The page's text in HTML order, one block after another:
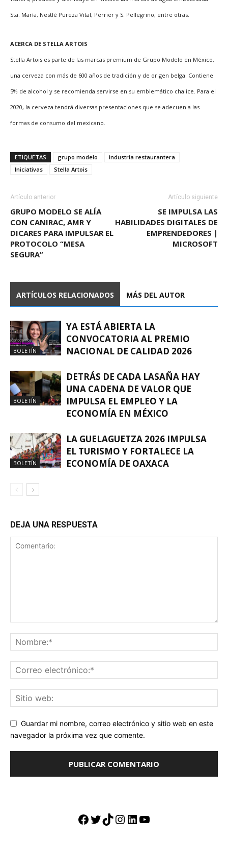
Sta. María, Nestlé Pureza Vital, Perrier y S. Pellegrino, entre otras.
ACERCA DE STELLA ARTOIS
Stella Artois es parte de las marcas premium de Grupo Modelo en México,
una cerveza con más de 600 años de tradición y de origen belga. Contiene
5% de alcohol y se recomienda servirse en su emblemático chalice. Para el
2020, la cerveza tendrá diversas presentaciones que se adecuen a las
formas de consumo del mexicano.
ETIQUETAS grupo modelo
industria restaurantera
Iniciativas
Stella Artois
Artículo anterior
GRUPO MODELO SE ALÍA
CON CANIRAC, AMR Y
DICARES PARA IMPULSAR EL
PROTOCOLO “MESA
SEGURA”
Artículo siguiente
SE IMPULSA LAS
HABILIDADES DIGITALES DE
EMPRENDEDORES |
MICROSOFT
ARTÍCULOS RELACIONADOS MÁS DEL AUTOR
BOLETÍN
YA ESTÁ ABIERTA LA
CONVOCATORIA AL PREMIO
NACIONAL DE CALIDAD 2026
BOLETÍN
DETRÁS DE CADA LASAÑA HAY
UNA CADENA DE VALOR QUE
IMPULSA EL EMPLEO Y LA
ECONOMÍA EN MÉXICO
BOLETÍN
LA GUELAGUETZA 2026 IMPULSA
EL TURISMO Y FORTALECE LA
ECONOMÍA DE OAXACA
DEJA UNA RESPUESTA
Guardar mi nombre, correo electrónico y sitio web en este
navegador la próxima vez que comente.
Facebook
Twitter
TikTok
Instagram
LinkedIn
YouTube